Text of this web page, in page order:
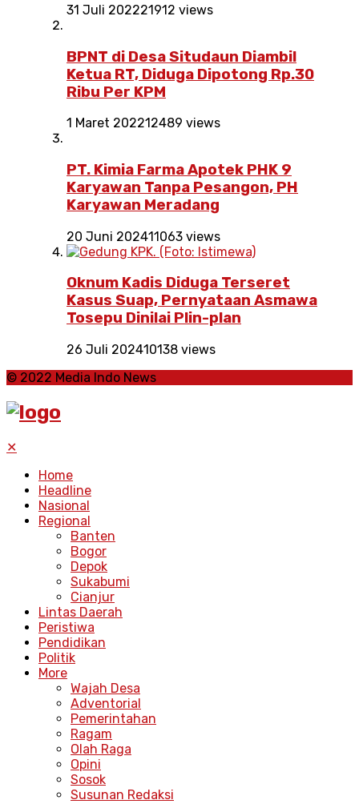
31 Juli 202221912 views
BPNT di Desa Situdaun Diambil
Ketua RT, Diduga Dipotong Rp.30
Ribu Per KPM
1 Maret 202212489 views
PT. Kimia Farma Apotek PHK 9
Karyawan Tanpa Pesangon, PH
Karyawan Meradang
20 Juni 202411063 views
Oknum Kadis Diduga Terseret
Kasus Suap, Pernyataan Asmawa
Tosepu Dinilai Plin-plan
26 Juli 202410138 views
© 2022 Media Indo News
✕
Home
Headline
Nasional
Regional
Banten
Bogor
Depok
Sukabumi
Cianjur
Lintas Daerah
Peristiwa
Pendidikan
Politik
More
Wajah Desa
Adventorial
Pemerintahan
Ragam
Olah Raga
Opini
Sosok
Susunan Redaksi